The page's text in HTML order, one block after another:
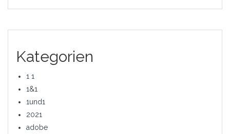
Kategorien
1 1
1&1
1und1
2021
adobe